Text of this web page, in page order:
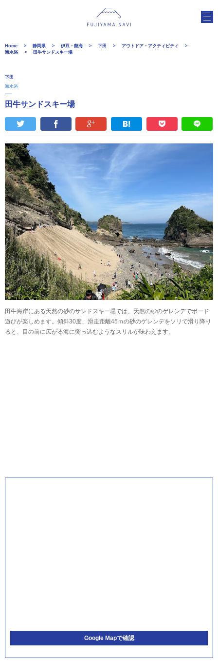
Home 静岡県 伊豆・熱海 下田
アウトドア・アクティビティ
海水浴
田牛サンドスキー場
下田
海水浴
田牛サンドスキー場
田牛海岸にある天然の砂のサンドスキー場では、天然の砂のゲレンデでボード
遊びが楽しめます。傾斜30度、滑走距離45ｍの砂のゲレンデをソリで滑り降り
ると、目の前に広がる海に突っ込むようなスリルが味わえます。
Google Mapで確認